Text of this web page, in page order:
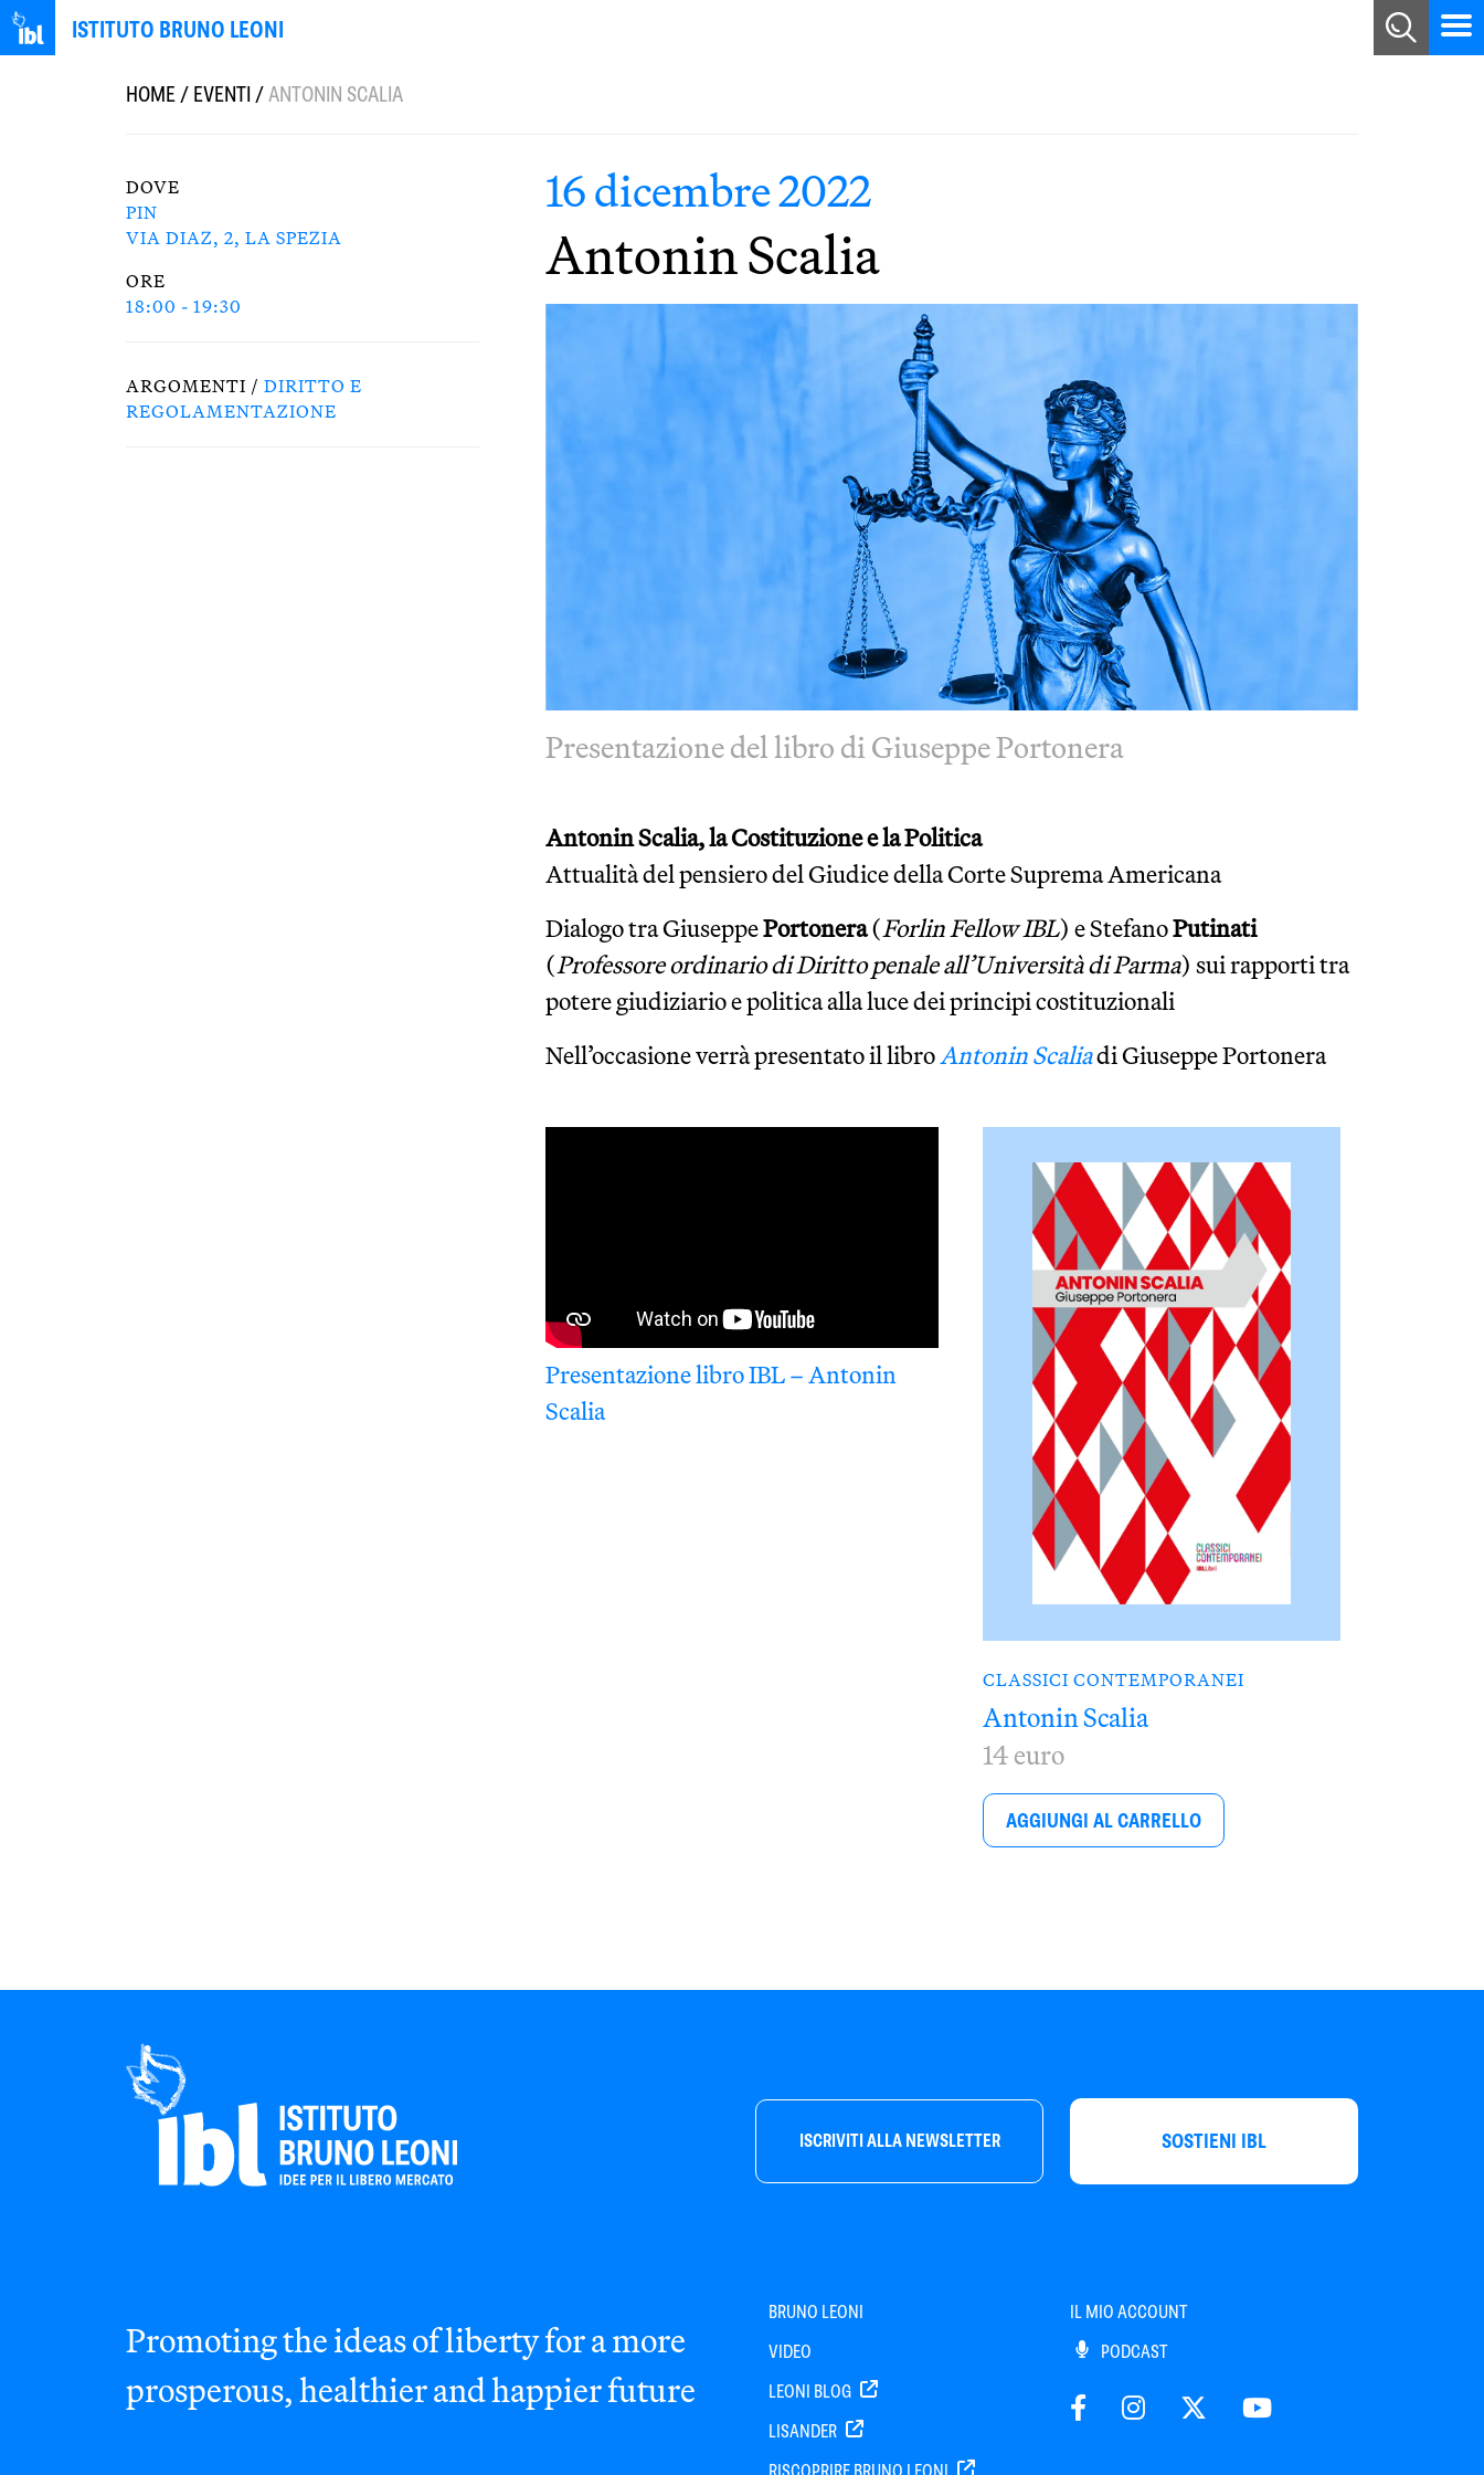
ISTITUTO BRUNO LEONI
HOME/EVENTI/ANTONIN SCALIA
DOVE
PIN
VIA DIAZ, 2, LA SPEZIA
ORE
18:00 - 19:30
ARGOMENTI / DIRITTO E
REGOLAMENTAZIONE
16 dicembre 2022
Antonin Scalia
Presentazione del libro di Giuseppe Portonera
Antonin Scalia, la Costituzione e la Politica
Attualità del pensiero del Giudice della Corte Suprema Americana
Dialogo tra GiuseppePortonera(Forlin Fellow IBL) e StefanoPutinati
(Professore ordinario di Diritto penale all’Università di Parma) sui rapporti tra
potere giudiziario e politica alla luce dei principi costituzionali
Nell’occasione verrà presentato il libroAntonin Scaliadi Giuseppe Portonera
Presentazione libro IBL – Antonin
Scalia
CLASSICI CONTEMPORANEI
Antonin Scalia
14 euro
AGGIUNGI AL CARRELLO
ISCRIVITI ALLA NEWSLETTER SOSTIENI IBL
Promoting the ideas of liberty for a more
prosperous, healthier and happier future
BRUNO LEONI
VIDEO
LEONI BLOG
LISANDER
IL MIO ACCOUNT
PODCAST